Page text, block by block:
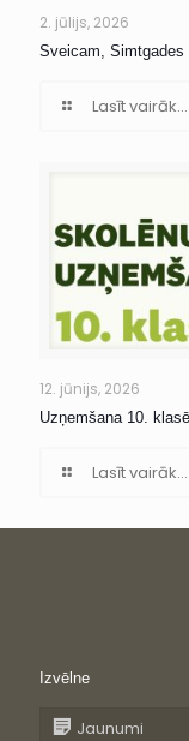
2. jūlijs, 2026
Sveicam,
Lasīt vairāk...
12. jūnijs, 2026
Uzņemšana 10.
Lasīt vairāk...
Izvēlne
Jaunumi